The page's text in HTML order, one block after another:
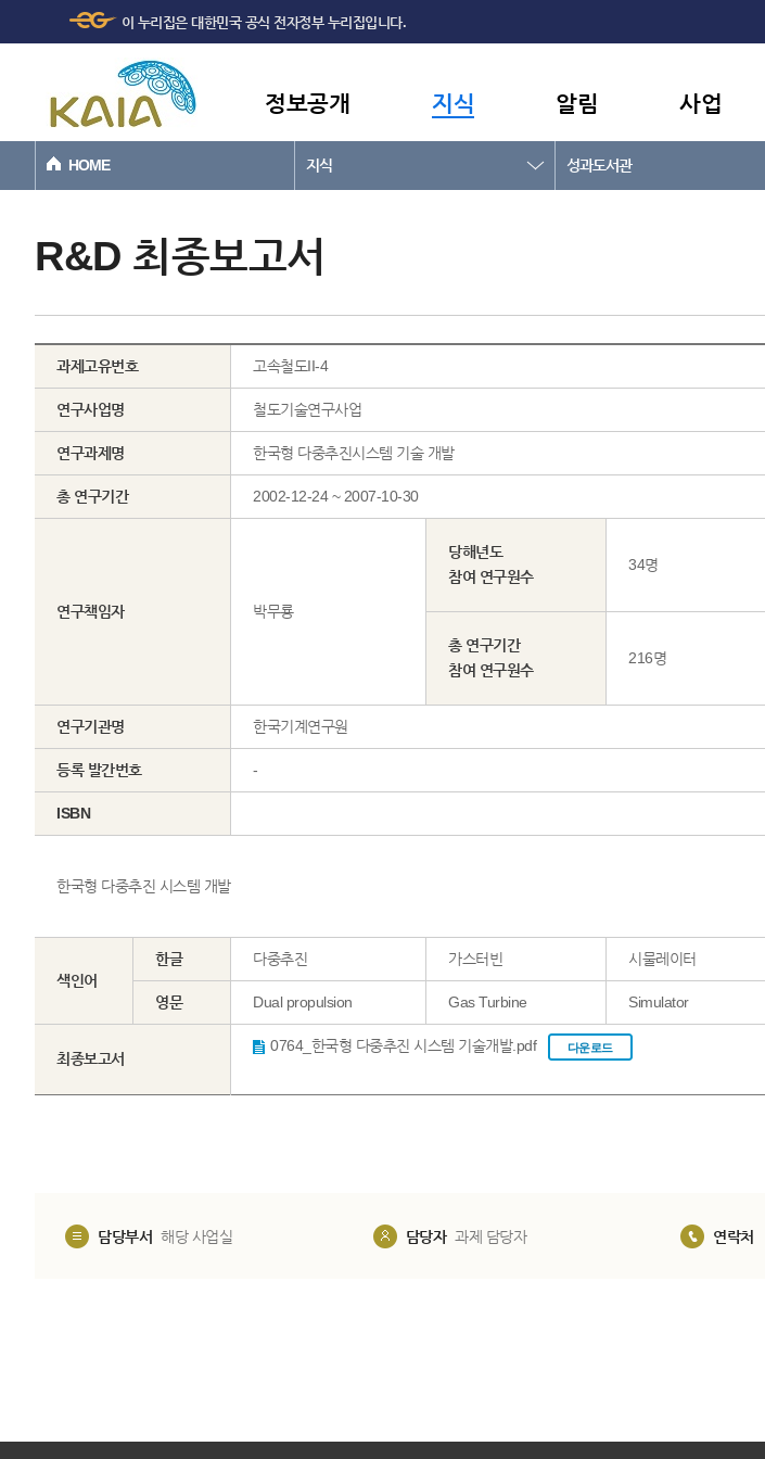
본문바로가기
이 누리집은 대한민국 공식 전자정부 누리집입니다.
정보공개 지식 알림 사업
HOME 지식 성과도서관
R&D 최종보고서
과제고유번호 고속철도II-4
연구사업명 철도기술연구사업
연구과제명 한국형 다중추진시스템 기술 개발
총 연구기간 2002-12-24 ~ 2007-10-30
연구책임자 박무룡
당해년도
참여 연구원수
34명
총 연구기간
참여 연구원수
216명
연구기관명 한국기계연구원
등록 발간번호 -
ISBN
한국형 다중추진 시스템 개발
색인어
한글 다중추진 가스터빈 시물레이터
영문 Dual propulsion Gas Turbine Simulator
최종보고서
다운로드
담당부서 해당 사업실 담당자 과제 담당자 연락처